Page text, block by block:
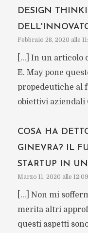
DESIGN
Febbraio 28, 2020 alle
[…] In un articolo
E. May pone
propedeutiche al
obiettivi aziendali
COSA HA
GINEVRA? IL
STARTUP IN
Marzo 11, 2020 alle
[…] Non mi
merita altri
questi aspetti